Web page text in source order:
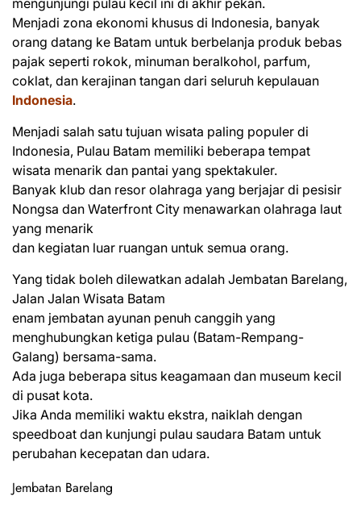
mengunjungi pulau kecil ini di akhir pekan.
Menjadi zona ekonomi khusus di Indonesia, banyak
orang datang ke Batam untuk berbelanja produk bebas
pajak seperti rokok, minuman beralkohol, parfum,
coklat, dan kerajinan tangan dari seluruh kepulauan
Indonesia.
Menjadi salah satu tujuan wisata paling populer di
Indonesia, Pulau Batam memiliki beberapa tempat
wisata menarik dan pantai yang spektakuler.
Banyak klub dan resor olahraga yang berjajar di pesisir
Nongsa dan Waterfront City menawarkan olahraga laut
yang menarik
dan kegiatan luar ruangan untuk semua orang.
Yang tidak boleh dilewatkan adalah Jembatan Barelang,
Jalan Jalan Wisata Batam
enam jembatan ayunan penuh canggih yang
menghubungkan ketiga pulau (Batam-Rempang-
Galang) bersama-sama.
Ada juga beberapa situs keagamaan dan museum kecil
di pusat kota.
Jika Anda memiliki waktu ekstra, naiklah dengan
speedboat dan kunjungi pulau saudara Batam untuk
perubahan kecepatan dan udara.
Jembatan Barelang